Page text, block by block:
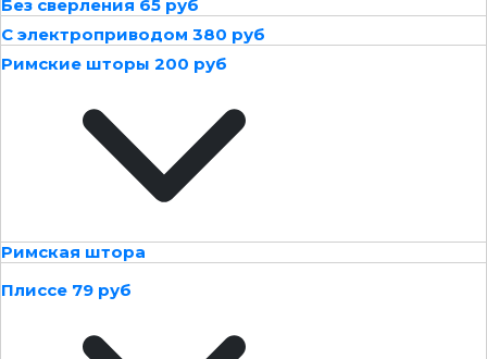
Без сверления 65 руб
С электроприводом 380 руб
Римские шторы 200 руб
Римская штора
Плиссе 79 руб